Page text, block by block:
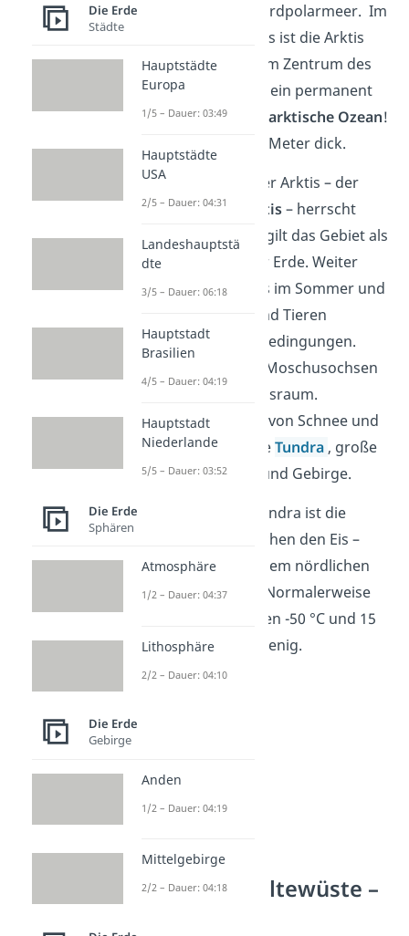
Polkappe sowie das Nordpolarmeer. Im
Gegensatz zur Antarktis ist die Arktis
kein Kontinent. Denn im Zentrum des
Nordpols befindet sich ein permanent
gefrorenes Meer – derarktische Ozean!
Hier ist das Eis bis zu 4 Meter dick.
Am nördlichsten Teil der Arktis – der
sogenanntenHocharktis– herrscht
eisiges Klima. Deshalb gilt das Gebiet als
lebensfeindlichstes der Erde. Weiter
südlich schmilzt das Eis im Sommer und
ermöglicht Pflanzen und Tieren
angenehmere Lebensbedingungen.
Eisbären, Robben und Moschusochsen
haben hier ihren Lebensraum.
Außerdem gibt es eine von Schnee und
Eis bedeckte, baumloseTundra, große
Flüsse, Feuchtgebiete und Gebirge.
Schon gewusst?
Die Tundra ist die
zwischen den Eis –
und Kältewüsten und dem nördlichen
Nadelwald, derTaiga
. Normalerweise
herrschen dort zwischen -50 °C und 15
°C und es regnet nur wenig.
Eiswüste vs. Kältewüste –
Unterschied
Die Erde
Städte
Hauptstädte
Europa
1/5 – Dauer: 03:49
Hauptstädte
USA
2/5 – Dauer: 04:31
Landeshauptstä
dte
3/5 – Dauer: 06:18
Hauptstadt
Brasilien
4/5 – Dauer: 04:19
Hauptstadt
Niederlande
5/5 – Dauer: 03:52
Die Erde
Sphären
Atmosphäre
1/2 – Dauer: 04:37
Lithosphäre
2/2 – Dauer: 04:10
Die Erde
Gebirge
Anden
1/2 – Dauer: 04:19
Mittelgebirge
2/2 – Dauer: 04:18